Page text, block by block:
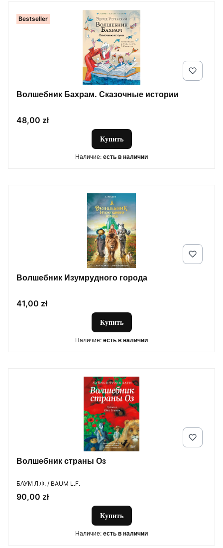
Bestseller
Волшебник Бахрам. Сказочные истории
Цена
48,00 zł
Купить
Наличие: есть в наличии
Волшебник Изумрудного города
Цена
41,00 zł
Купить
Наличие: есть в наличии
Волшебник страны Оз
ПРОИЗВОДИТЕЛЬ
БАУМ Л.Ф. / BAUM L.F.
Цена
90,00 zł
Купить
Наличие: есть в наличии